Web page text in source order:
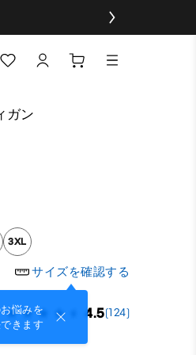
ガン
3XL
サイズを確認する
悩みを
きます
4.5(124)